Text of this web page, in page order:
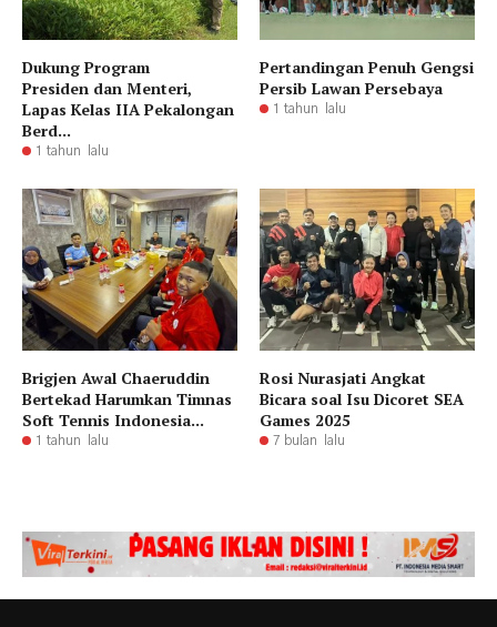
Dukung Program
Presiden dan Menteri,
Lapas Kelas IIA Pekalongan
Berd...
1 tahun lalu
Pertandingan Penuh Gengsi
Persib Lawan Persebaya
1 tahun lalu
Brigjen Awal Chaeruddin
Bertekad Harumkan Timnas
Soft Tennis Indonesia...
1 tahun lalu
Rosi Nurasjati Angkat
Bicara soal Isu Dicoret SEA
Games 2025
7 bulan lalu